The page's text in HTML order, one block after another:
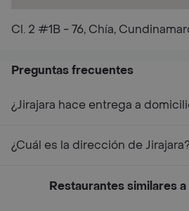
Cl. 2 #1B - 76, Chía,
Preguntas frecuentes
¿Jirajara‎ hace entrega a
¿Cuál es la dirección de
Restaurantes similares